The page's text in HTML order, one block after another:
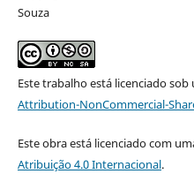
Souza
Este trabalho está licenciado sob
Attribution-NonCommercial-
Este obra está licenciado com
Atribuição 4.0 Internacional.